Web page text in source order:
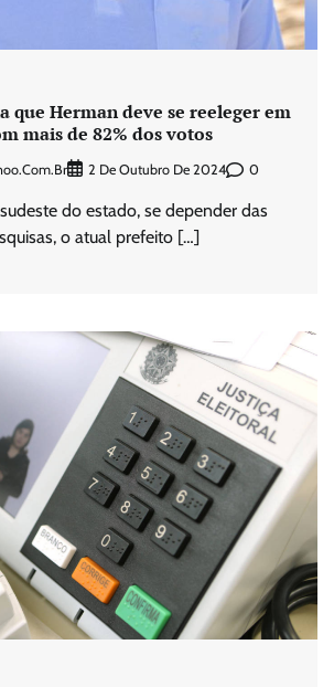
que Herman deve se reeleger em
mais de 82% dos votos
2 De Outubro De 2024 0
do estado, se depender das
o atual prefeito […]